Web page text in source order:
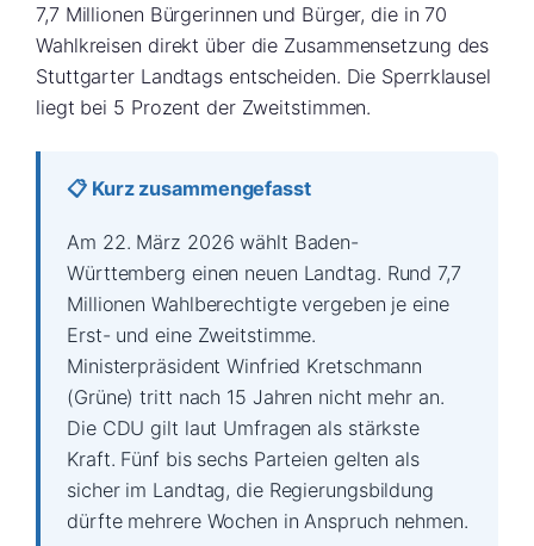
7,7 Millionen Bürgerinnen und Bürger, die in 70
Wahlkreisen direkt über die Zusammensetzung des
Stuttgarter Landtags entscheiden. Die Sperrklausel
liegt bei 5 Prozent der Zweitstimmen.
📋 Kurz zusammengefasst
Am 22. März 2026 wählt Baden-
Württemberg einen neuen Landtag. Rund 7,7
Millionen Wahlberechtigte vergeben je eine
Erst- und eine Zweitstimme.
Ministerpräsident Winfried Kretschmann
(Grüne) tritt nach 15 Jahren nicht mehr an.
Die CDU gilt laut Umfragen als stärkste
Kraft. Fünf bis sechs Parteien gelten als
sicher im Landtag, die Regierungsbildung
dürfte mehrere Wochen in Anspruch nehmen.